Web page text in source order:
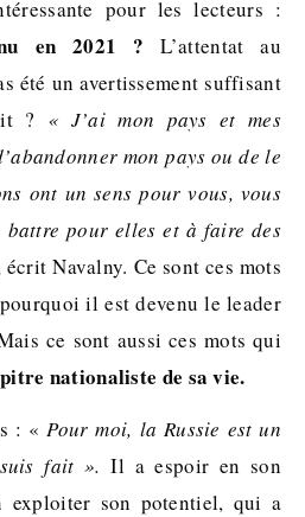
pour les lecteurs :
en 2021 ? L’attentat au
été un avertissement suffisant
? « J’ai mon pays et mes
mon pays ou de le
ont un sens pour vous, vous
battre pour elles et à faire des
écrit Navalny. Ce sont ces mots
il est devenu le leader
ce sont aussi ces mots qui
nationaliste de sa vie.
: «Pour moi, la Russie est un
suis fait ».Il a espoir en son
exploiter son potentiel, qui a